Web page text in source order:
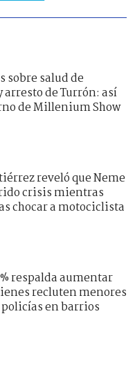
sobre salud de
arresto de Turrón: así
de Millenium Show
reveló que Neme
crisis mientras
chocar a motociclista
respalda aumentar
recluten menores
policías en barrios